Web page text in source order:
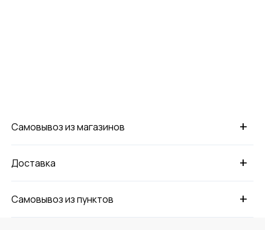
+
Самовывоз из магазинов
+
Доставка
+
Самовывоз из пунктов